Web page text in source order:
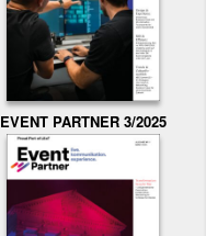
EVENT PARTNER 3/2025